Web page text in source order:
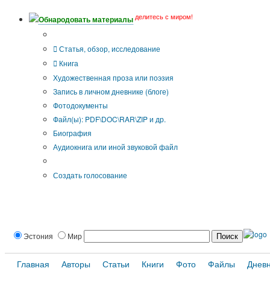
Обнародовать материалы делитесь с миром!
Статья, обзор, исследование
Книга
Художественная проза или поэзия
Запись в личном дневнике (блоге)
Фотодокументы
Файл(ы): PDF\DOC\RAR\ZIP и др.
Биография
Аудиокнига или иной звуковой файл
Создать голосование
Эстония Мир
Главная Авторы Статьи Книги Фото Файлы